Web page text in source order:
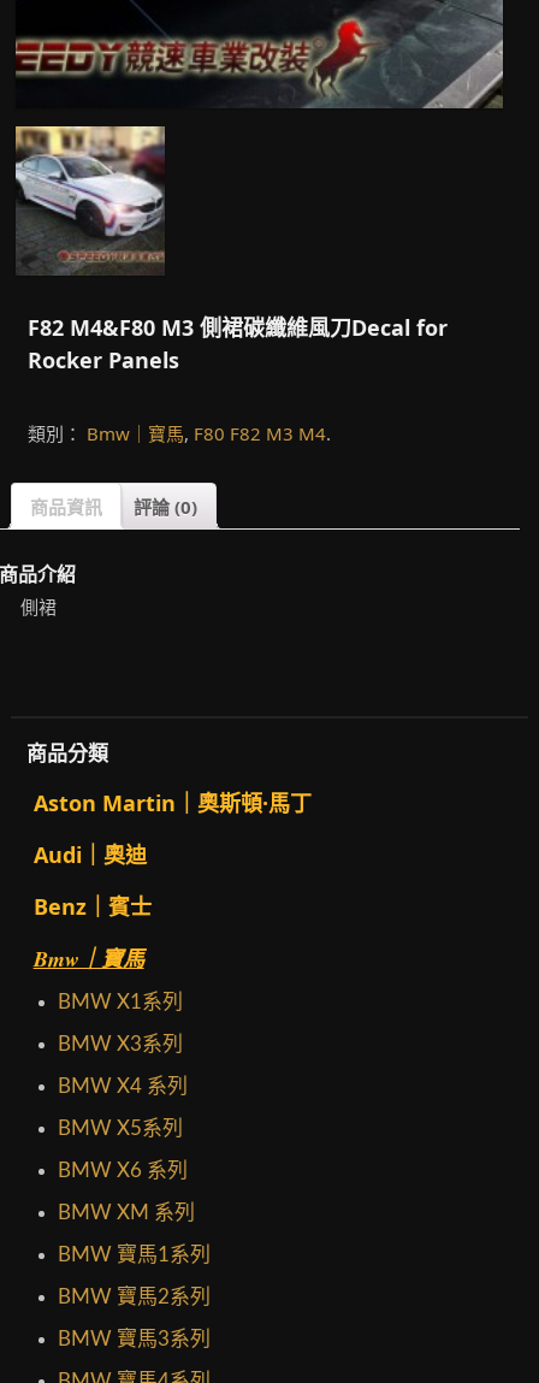
F82 M4&F80 M3 側裙碳纖維風刀Decal for
Rocker Panels
類別： Bmw｜寶馬, F80 F82 M3 M4.
商品資訊 評論 (0)
品介紹
側裙
商品分類
Aston Martin｜奧斯頓·馬丁
Audi｜奧迪
Benz｜賓士
Bmw｜寶馬
BMW X1系列
BMW X3系列
BMW X4 系列
BMW X5系列
BMW X6 系列
BMW XM 系列
BMW 寶馬1系列
BMW 寶馬2系列
BMW 寶馬3系列